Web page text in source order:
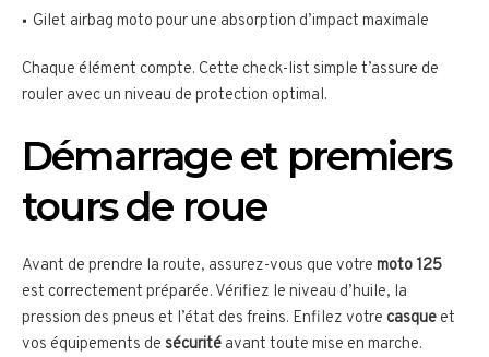
Gilet airbag moto pour une absorption d’impact maximale
Chaque élément compte. Cette check-list simple t’assure de
rouler avec un niveau de protection optimal.
Démarrage et premiers
tours de roue
Avant de prendre la route, assurez-vous que votre moto 125
est correctement préparée. Vérifiez le niveau d’huile, la
pression des pneus et l’état des freins. Enfilez votre casque et
vos équipements de sécurité avant toute mise en marche.